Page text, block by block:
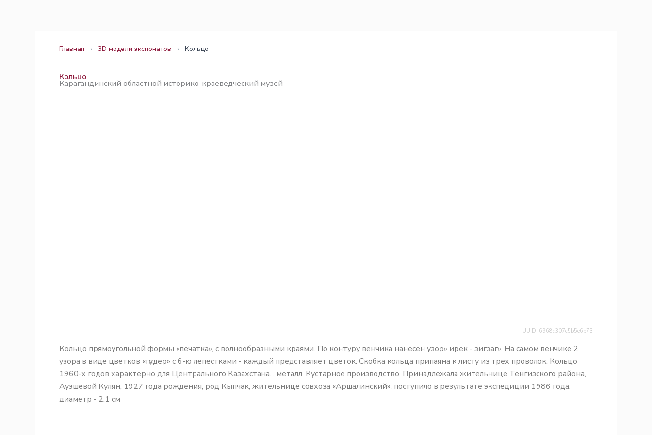
Главная › 3D модели экспонатов › Кольцо
Кольцо
Карагандинский областной историко-краеведческий музей
UUID: 6968c307c5b5e6b73
Кольцо прямоугольной формы «печатка», с волнообразными краями. По контуру венчика нанесен узор» ирек - зигзаг». На самом венчике 2
узора в виде цветков «гүлдер» с 6-ю лепестками - каждый представляет цветок. Скобка кольца припаяна к листу из трех проволок. Кольцо
1960-х годов характерно для Центрального Казахстана. , металл. Кустарное производство. Принадлежала жительнице Тенгизского района,
Ауэшевой Кулян, 1927 года рождения, род Кыпчак, жительнице совхоза «Аршалинский», поступило в результате экспедиции 1986 года.
диаметр - 2,1 см